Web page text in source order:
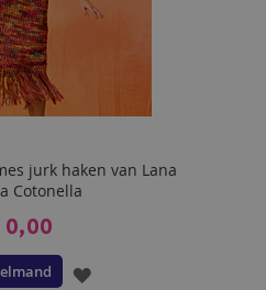
jurk haken van Lana
Cotonella
0,00
VOEG